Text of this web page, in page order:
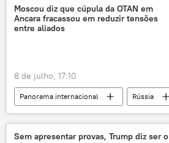
Forças Armadas
Moscou diz que cúpula da OTAN em
Ancara fracassou em reduzir tensões
entre aliados
8 de julho, 17:10
Panorama internacional
Rússia
Maria Zakharova
Mark Rutte
Donald Trump
Ancara
Sem apresentar provas, Trump diz ser o